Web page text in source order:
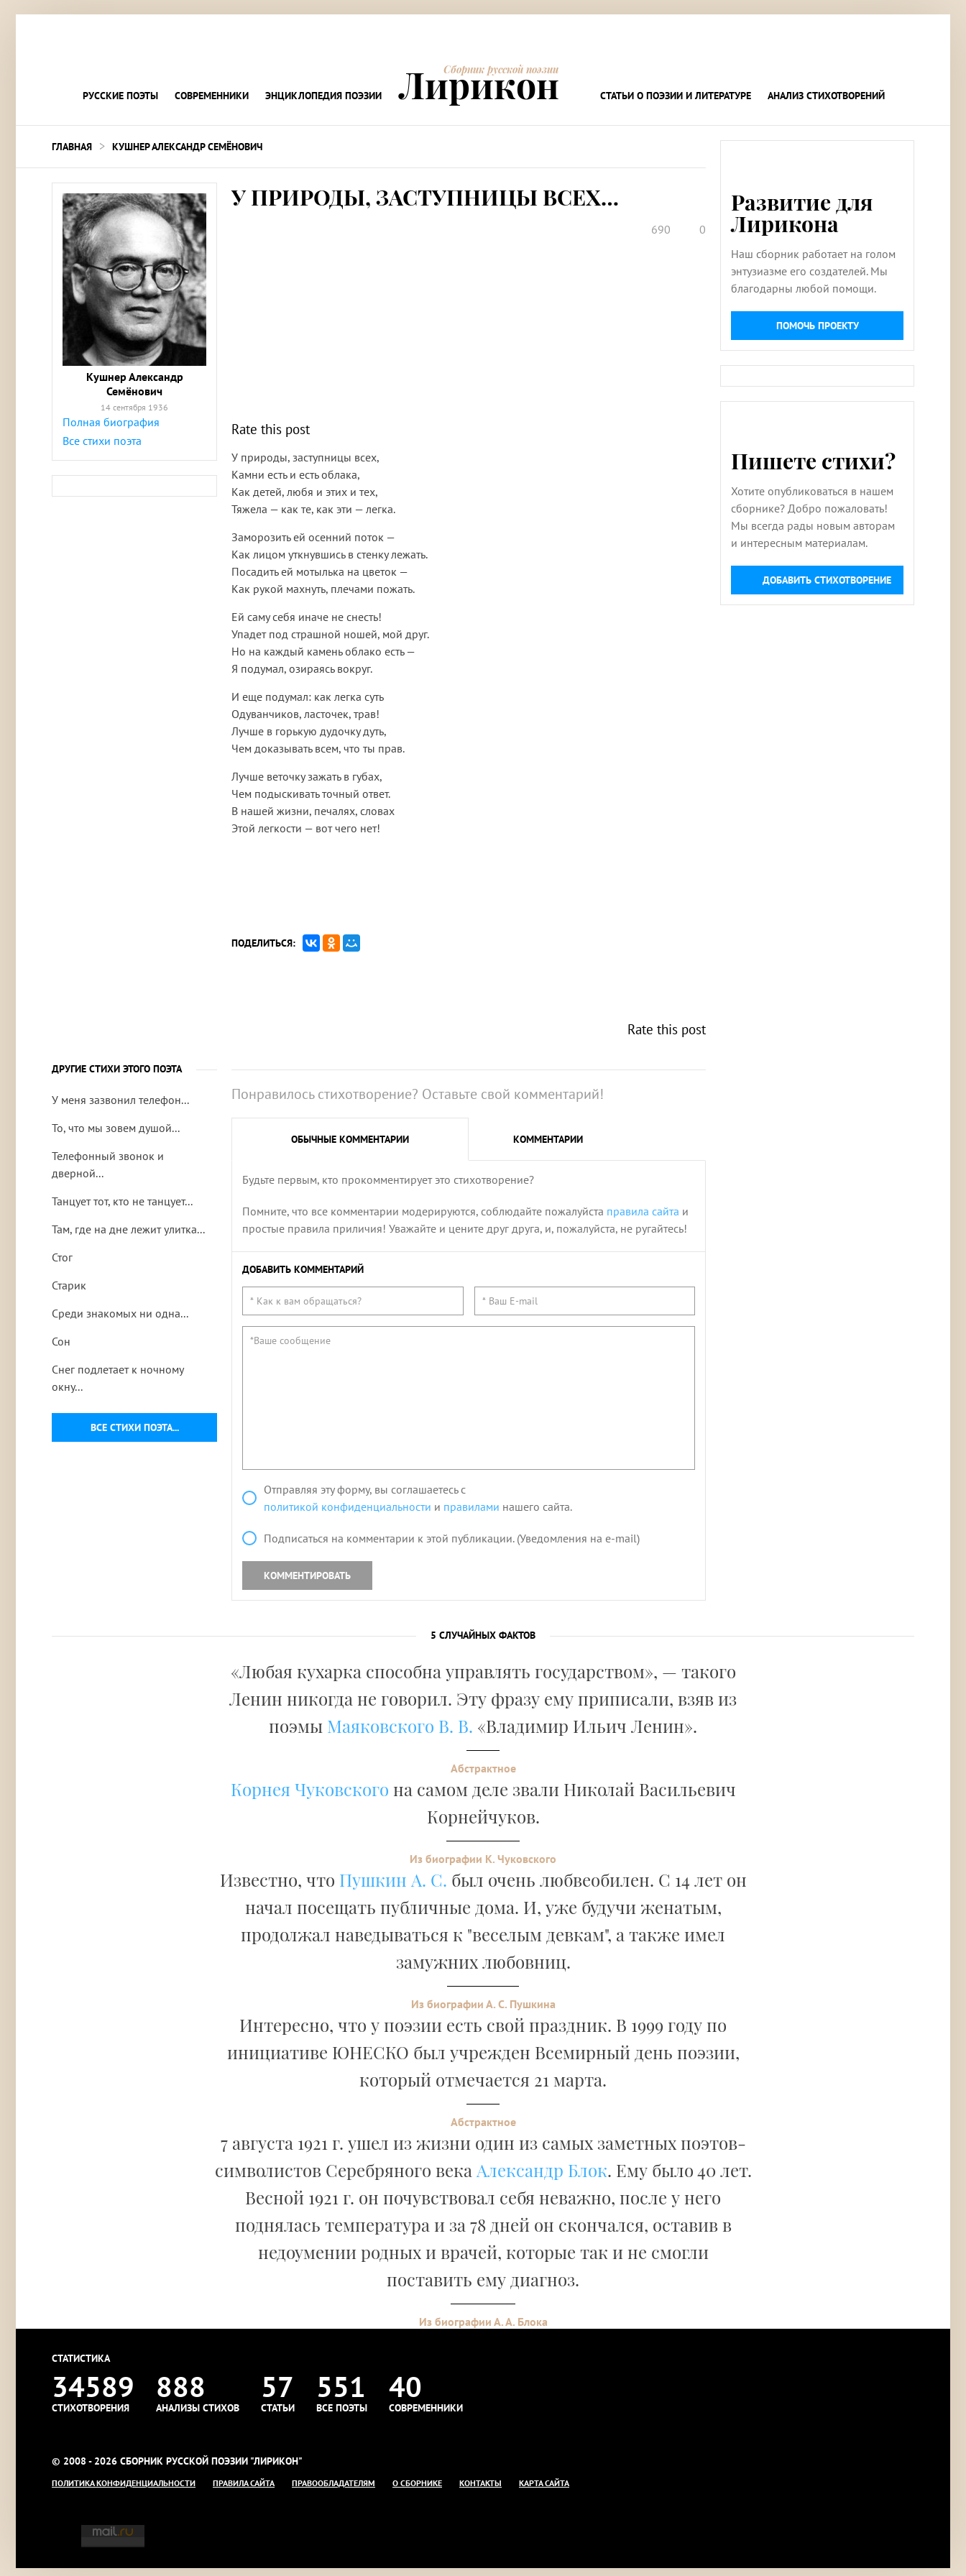
РУССКИЕ ПОЭТЫ СОВРЕМЕННИКИ ЭНЦИКЛОПЕДИЯ ПОЭЗИИ
Сборник русской поэзии
Лирикон СТАТЬИ О ПОЭЗИИ И ЛИТЕРАТУРЕ АНАЛИЗ СТИХОТВОРЕНИЙ
ГЛАВНАЯ > КУШНЕР АЛЕКСАНДР СЕМЁНОВИЧ
Кушнер Александр
Семёнович
14 сентября 1936
Полная биография
Все стихи поэта
У ПРИРОДЫ, ЗАСТУПНИЦЫ ВСЕХ…
690 0
Rate this post
У природы, заступницы всех,
Камни есть и есть облака,
Как детей, любя и этих и тех,
Тяжела — как те, как эти — легка.
Заморозить ей осенний поток —
Как лицом уткнувшись в стенку лежать.
Посадить ей мотылька на цветок —
Как рукой махнуть, плечами пожать.
Ей саму себя иначе не снесть!
Упадет под страшной ношей, мой друг.
Но на каждый камень облако есть —
Я подумал, озираясь вокруг.
И еще подумал: как легка суть
Одуванчиков, ласточек, трав!
Лучше в горькую дудочку дуть,
Чем доказывать всем, что ты прав.
Лучше веточку зажать в губах,
Чем подыскивать точный ответ.
В нашей жизни, печалях, словах
Этой легкости — вот чего нет!
ПОДЕЛИТЬСЯ:
Rate this post
ДРУГИЕ СТИХИ ЭТОГО ПОЭТА
ВСЕ СТИХИ ПОЭТА...
У меня зазвонил телефон...
То, что мы зовем душой...
Телефонный звонок и
дверной...
Танцует тот, кто не танцует...
Там, где на дне лежит улитка...
Стог
Старик
Среди знакомых ни одна...
Сон
Снег подлетает к ночному
окну...
Понравилось стихотворение? Оставьте свой комментарий!
ОБЫЧНЫЕ КОММЕНТАРИИ КОММЕНТАРИИ
Будьте первым, кто прокомментирует это стихотворение?
Помните, что все комментарии модерируются, соблюдайте пожалуйста правила сайта и
простые правила приличия! Уважайте и цените друг друга, и, пожалуйста, не ругайтесь!
ДОБАВИТЬ КОММЕНТАРИЙ
Отправляя эту форму, вы соглашаетесь с
политикой конфиденциальности и правилами нашего сайта.
Подписаться на комментарии к этой публикации. (Уведомления на e-mail)
КОММЕНТИРОВАТЬ
Развитие для
Лирикона
Наш сборник работает на голом
энтузиазме его создателей. Мы
благодарны любой помощи.
ПОМОЧЬ ПРОЕКТУ
Пишете стихи?
Хотите опубликоваться в нашем
сборнике? Добро пожаловать!
Мы всегда рады новым авторам
и интересным материалам.
ДОБАВИТЬ СТИХОТВОРЕНИЕ
5 СЛУЧАЙНЫХ ФАКТОВ
«Любая кухарка способна управлять государством», — такого
Ленин никогда не говорил. Эту фразу ему приписали, взяв из
поэмы Маяковского В. В. «Владимир Ильич Ленин».
Абстрактное
Корнея Чуковского на самом деле звали Николай Васильевич
Корнейчуков.
Из биографии К. Чуковского
Известно, что Пушкин А. С. был очень любвеобилен. С 14 лет он
начал посещать публичные дома. И, уже будучи женатым,
продолжал наведываться к "веселым девкам", а также имел
замужних любовниц.
Из биографии А. С. Пушкина
Интересно, что у поэзии есть свой праздник. В 1999 году по
инициативе ЮНЕСКО был учрежден Всемирный день поэзии,
который отмечается 21 марта.
Абстрактное
7 августа 1921 г. ушел из жизни один из самых заметных поэтов-
символистов Серебряного века Александр Блок. Ему было 40 лет.
Весной 1921 г. он почувствовал себя неважно, после у него
поднялась температура и за 78 дней он скончался, оставив в
недоумении родных и врачей, которые так и не смогли
поставить ему диагноз.
Из биографии А. А. Блока
СТАТИСТИКА
34589
СТИХОТВОРЕНИЯ
888
АНАЛИЗЫ СТИХОВ
57
СТАТЬИ
551
ВСЕ ПОЭТЫ
40
СОВРЕМЕННИКИ
© 2008 - 2026 СБОРНИК РУССКОЙ ПОЭЗИИ "ЛИРИКОН"
ПОЛИТИКА КОНФИДЕНЦИАЛЬНОСТИ ПРАВИЛА САЙТА ПРАВООБЛАДАТЕЛЯМ О СБОРНИКЕ КОНТАКТЫ КАРТА САЙТА